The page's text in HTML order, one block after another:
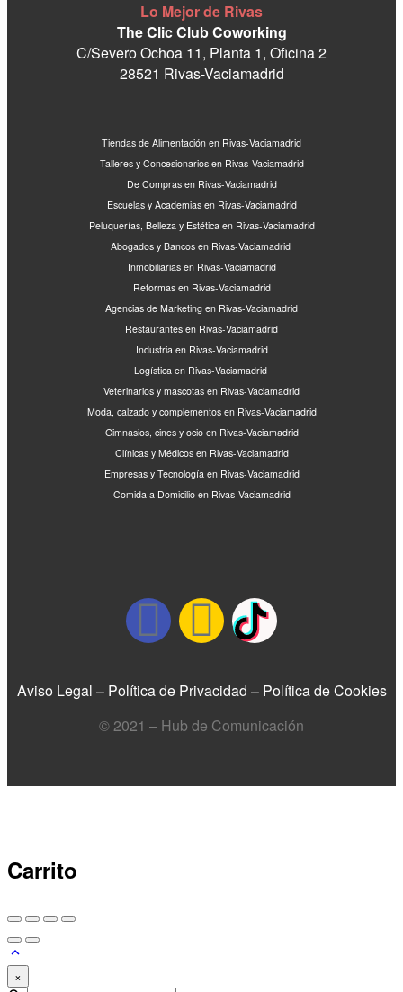
Lo Mejor de Rivas
The Clic Club Coworking
C/Severo Ochoa 11, Planta 1, Oficina 2
28521 Rivas-Vaciamadrid
Tiendas de Alimentación en Rivas-Vaciamadrid
Talleres y Concesionarios en Rivas-Vaciamadrid
De Compras en Rivas-Vaciamadrid
Escuelas y Academias en Rivas-Vaciamadrid
Peluquerías, Belleza y Estética en Rivas-Vaciamadrid
Abogados y Bancos en Rivas-Vaciamadrid
Inmobiliarias en Rivas-Vaciamadrid
Reformas en Rivas-Vaciamadrid
Agencias de Marketing en Rivas-Vaciamadrid
Restaurantes en Rivas-Vaciamadrid
Industria en Rivas-Vaciamadrid
Logística en Rivas-Vaciamadrid
Veterinarios y mascotas en Rivas-Vaciamadrid
Moda, calzado y complementos en Rivas-Vaciamadrid
Gimnasios, cines y ocio en Rivas-Vaciamadrid
Clínicas y Médicos en Rivas-Vaciamadrid
Empresas y Tecnología en Rivas-Vaciamadrid
Comida a Domicilio en Rivas-Vaciamadrid
Aviso Legal – Política de Privacidad – Política de Cookies
© 2021 – Hub de Comunicación
Carrito
×